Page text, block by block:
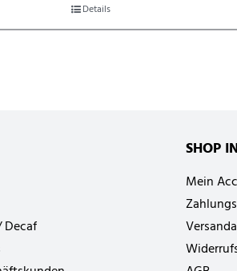
Details
SHOP
Mein